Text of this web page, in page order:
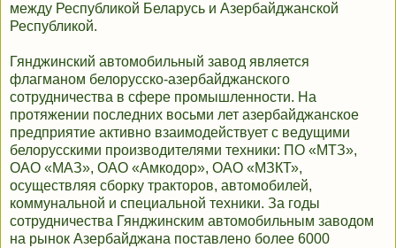
между Республикой Беларусь и Азербайджанской
Республикой.
Гянджинский автомобильный завод является
флагманом белорусско-азербайджанского
сотрудничества в сфере промышленности. На
протяжении последних восьми лет азербайджанское
предприятие активно взаимодействует с ведущими
белорусскими производителями техники: ПО «МТЗ»,
ОАО «МАЗ», ОАО «Амкодор», ОАО «МЗКТ»,
осуществляя сборку тракторов, автомобилей,
коммунальной и специальной техники. За годы
сотрудничества Гянджинским автомобильным заводом
на рынок Азербайджана поставлено более 6000